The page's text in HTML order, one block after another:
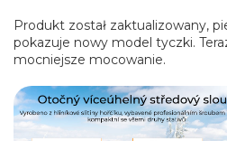
Produkt został zaktualizowany,
pokazuje nowy model tyczki.
mocniejsze mocowanie.